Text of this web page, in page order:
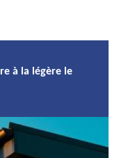
à la légère le